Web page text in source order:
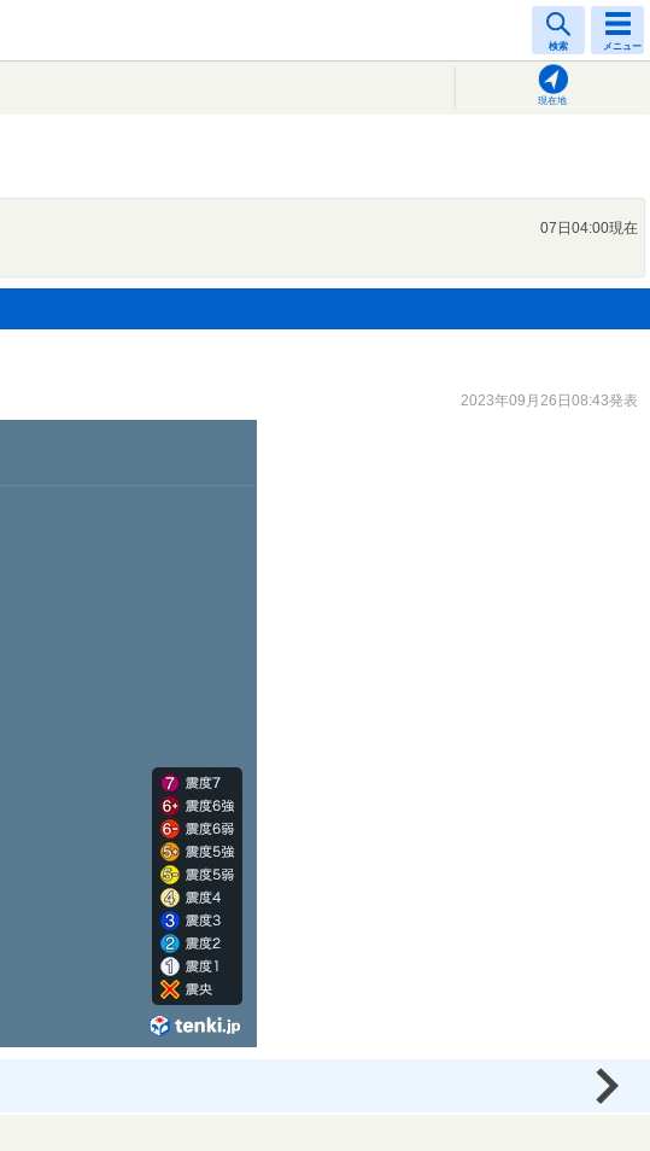
検索 メニュー
現在地
07日04:00現在
2023年09月26日08:43発表